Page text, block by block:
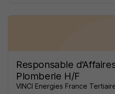
Responsable
Plomberie H/F
VINCI Energies France